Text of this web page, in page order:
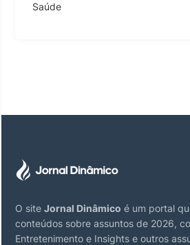
Saúde
O site Jornal Dinâmico é um portal
conteúdos sobre assuntos de 2026,
Entretenimento e Insights e outros